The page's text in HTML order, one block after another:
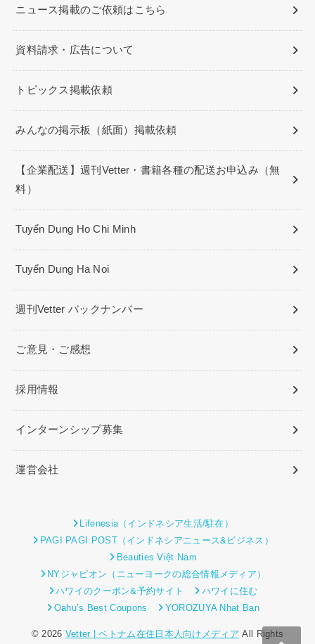
ニュース掲載のご依頼はこちら
資料請求・広告について
トピックス掲載依頼
みんなの掲示板（紙面）掲載依頼
【企業配送】週刊Vetter・書籍各種の配送お申込み（無
料）
Tuyển Dụng Ho Chi Minh
Tuyển Dụng Ha Noi
週刊Vetter バックナンバー
ご意見・ご感想
採用情報
インターンシップ募集
運営会社
Lifenesia（インドネシア生活/駐在）
PAGI PAGI POST（インドネシアニュース&ビジネス）
Beauties Việt Nam
NYジャピオン（ニューヨークの総合情報メディア）
ハワイのクーポン&予約サイト
ハワイに住む
Oahu’s Best Coupons
YOROZUYA Nhat Ban
© 2026 Vetter | ベトナム在住日本人向けメディア All Rights